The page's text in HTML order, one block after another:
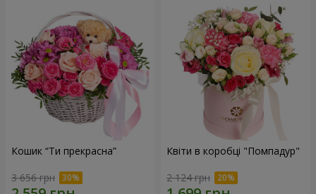
Кошик “Ти прекрасна”
3 656 грн
Квіти в коробці "Помпадур"
2 124 грн